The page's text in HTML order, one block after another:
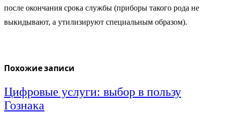
после окончания срока службы (приборы такого рода не
выкидывают, а утилизируют специальным образом).
Похожие записи
Цифровые услуги: выбор в пользу
Гознака